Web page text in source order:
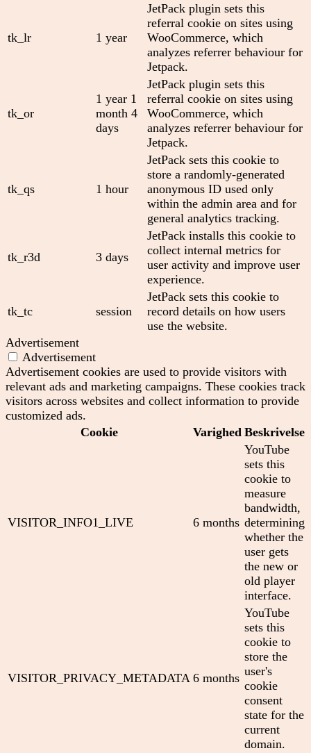
tk_lr 1 year
JetPack plugin sets this
referral cookie on sites using
WooCommerce, which
analyzes referrer behaviour for
Jetpack.
tk_or
1 year 1
month 4
days
JetPack plugin sets this
referral cookie on sites using
WooCommerce, which
analyzes referrer behaviour for
Jetpack.
tk_qs 1 hour
JetPack sets this cookie to
store a randomly-generated
anonymous ID used only
within the admin area and for
general analytics tracking.
tk_r3d 3 days
JetPack installs this cookie to
collect internal metrics for
user activity and improve user
experience.
tk_tc session
JetPack sets this cookie to
record details on how users
use the website.
Advertisement
Advertisement
Advertisement cookies are used to provide visitors with
relevant ads and marketing campaigns. These cookies track
visitors across websites and collect information to provide
customized ads.
Cookie
Varighed Beskrivelse
VISITOR_INFO1_LIVE 6 months
YouTube
sets this
cookie to
measure
bandwidth,
determining
whether the
user gets
the new or
old player
interface.
VISITOR_PRIVACY_METADATA 6 months
YouTube
sets this
cookie to
store the
user's
cookie
consent
state for the
current
domain.